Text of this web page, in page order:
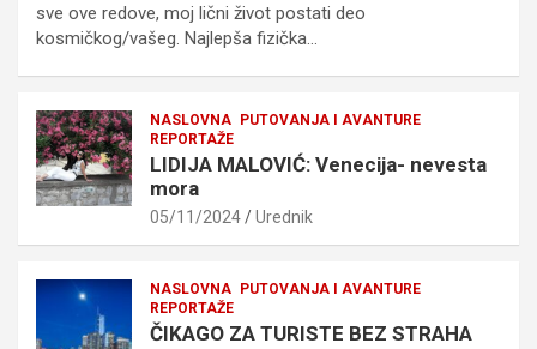
sve ove redove, moj lični život postati deo
kosmičkog/vašeg. Najlepša fizička…
NASLOVNA PUTOVANJA I AVANTURE
REPORTAŽE
LIDIJA MALOVIĆ: Venecija- nevesta
mora
05/11/2024 Urednik
NASLOVNA PUTOVANJA I AVANTURE
REPORTAŽE
ČIKAGO ZA TURISTE BEZ STRAHA